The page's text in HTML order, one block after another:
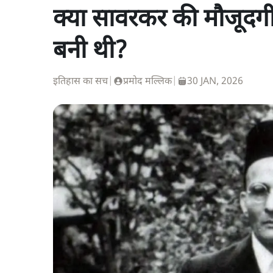
क्या सावरकर की
बनी थी?
इतिहास का सच| प्रमोद मल्लिक| 30 JAN, 2026